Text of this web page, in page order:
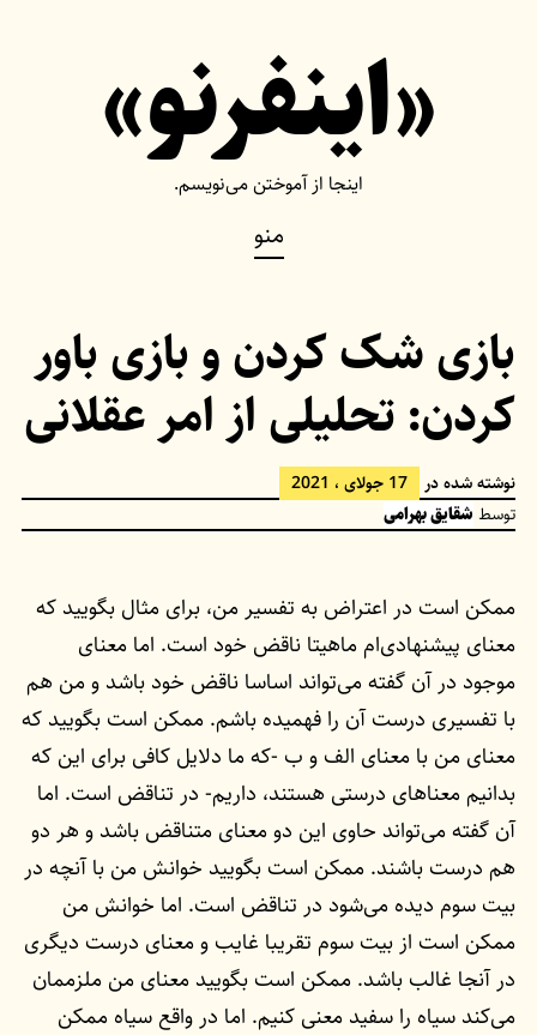
«اینفرنو»
اینجا از آموختن می‌نویسم.
منو
بازی شک کردن و بازی باور
کردن: تحلیلی از امر عقلانی
نوشته شده در
17 جولای ، 2021
توسط شقایق بهرامی
ممکن است در اعتراض به تفسیر من، برای مثال بگویید که
معنای پیشنهادی‌ام ماهیتا ناقض خود است. اما معنای
موجود در آن گفته می‌تواند اساسا ناقض خود باشد و من هم
با تفسیری درست آن را فهمیده باشم. ممکن است بگویید که
معنای من با معنای الف و ب -که ما دلایل کافی برای این که
بدانیم معناهای درستی هستند، داریم- در تناقض است. اما
آن گفته می‌تواند حاوی این دو معنای متناقض باشد و هر دو
هم درست باشند. ممکن است بگویید خوانش من با آنچه در
بیت سوم دیده می‌شود در تناقض است. اما خوانش من
ممکن است از بیت سوم تقریبا غایب و معنای درست دیگری
در آنجا غالب باشد. ممکن است بگویید معنای من ملزممان
می‌کند سیاه را سفید معنی کنیم. اما در واقع سیاه ممکن